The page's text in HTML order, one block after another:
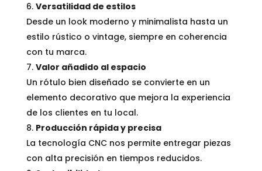
Versatilidad de estilos
Desde un look moderno y minimalista hasta un
estilo rústico o vintage, siempre en coherencia
con tu marca.
Valor añadido al espacio
Un rótulo bien diseñado se convierte en un
elemento decorativo que mejora la experiencia
de los clientes en tu local.
Producción rápida y precisa
La tecnología CNC nos permite entregar piezas
con alta precisión en tiempos reducidos.